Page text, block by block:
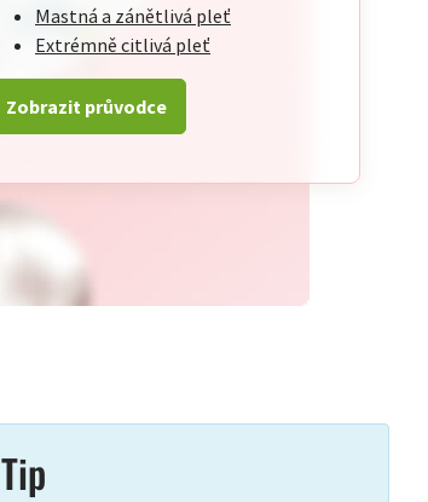
Mastná a zánětlivá pleť
Extrémně citlivá pleť
Zobrazit průvodce
Tip